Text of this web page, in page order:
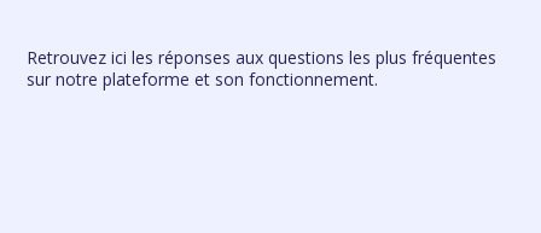
Retrouvez ici les réponses aux questions les plus fréquentes
sur notre plateforme et son fonctionnement.